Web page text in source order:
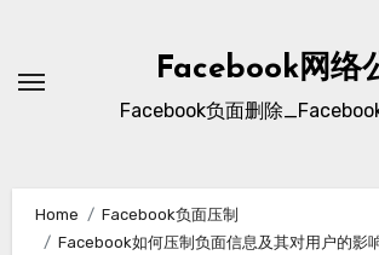
content
Facebook网络
Facebook负面删除
Home
Facebook负面压制
Facebook如何压制负面信息及其对用户的影